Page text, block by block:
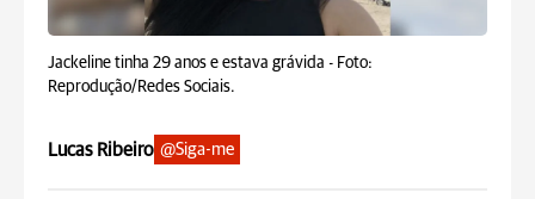
Jackeline tinha 29 anos e estava grávida - Foto:
Reprodução/Redes Sociais.
Lucas Ribeiro @Siga-me